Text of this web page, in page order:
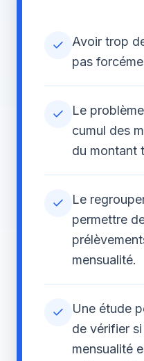
Avoir trop
pas
Le
cumul des
du montant
Le
permettre
mensualité.
Une étude
de vérifier
mensualité